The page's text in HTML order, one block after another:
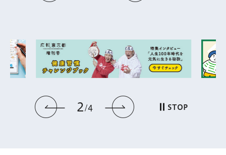
前のスライドを表示
2 4 次のスライドを表
STOP